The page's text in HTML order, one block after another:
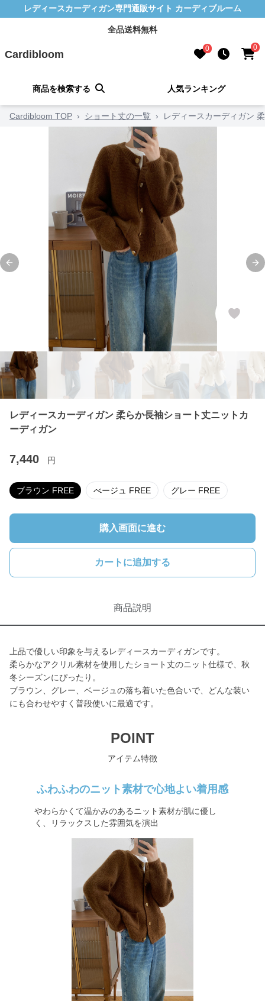
レディースカーディガン専門通販サイト カーディブルーム
全品送料無料
Cardibloom 0 0
商品を検索する 人気ランキング
Cardibloom TOP › ショート丈の一覧 › レディースカーディガン
Previous slide
レディースカーディガン 柔らか長袖ショート丈ニットカ
ーディガン
7,440 円
ブラウン FREE べージュ FREE グレー FREE
購入画面に進む
カートに追加する
商品説明
上品で優しい印象を与えるレディースカーディガンです。
柔らかなアクリル素材を使用したショート丈のニット仕様で、秋
冬シーズンにぴったり。
ブラウン、グレー、ベージュの落ち着いた色合いで、どんな装い
にも合わせやすく普段使いに最適です。
POINT
アイテム特徴
ふわふわのニット素材で心地よい着用感
やわらかくて温かみのあるニット素材が肌に優し
く、リラックスした雰囲気を演出